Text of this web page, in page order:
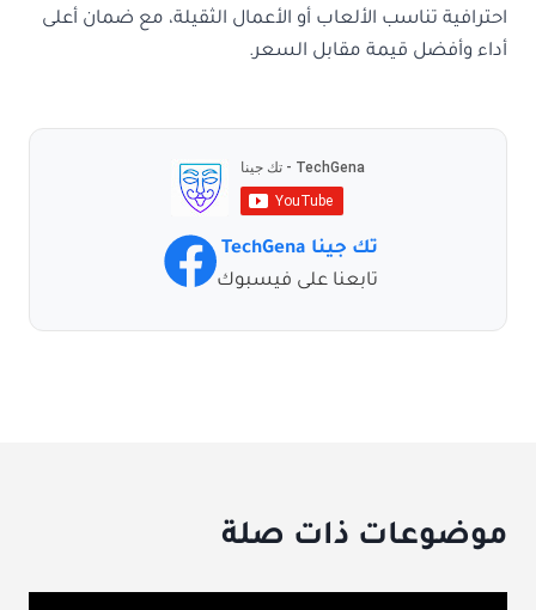
احترافية تناسب الألعاب أو الأعمال الثقيلة، مع ضمان أعلى
أداء وأفضل قيمة مقابل السعر.
تك جينا TechGena
تابعنا على فيسبوك
موضوعات ذات صلة